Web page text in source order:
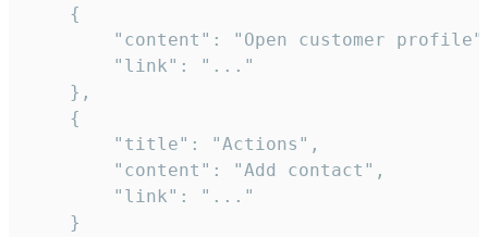
    {
"content": "Open customer
        "link": "..."
    },
    {
        "title": "Actions",
        "content": "Add contact",
        "link": "..."
    }